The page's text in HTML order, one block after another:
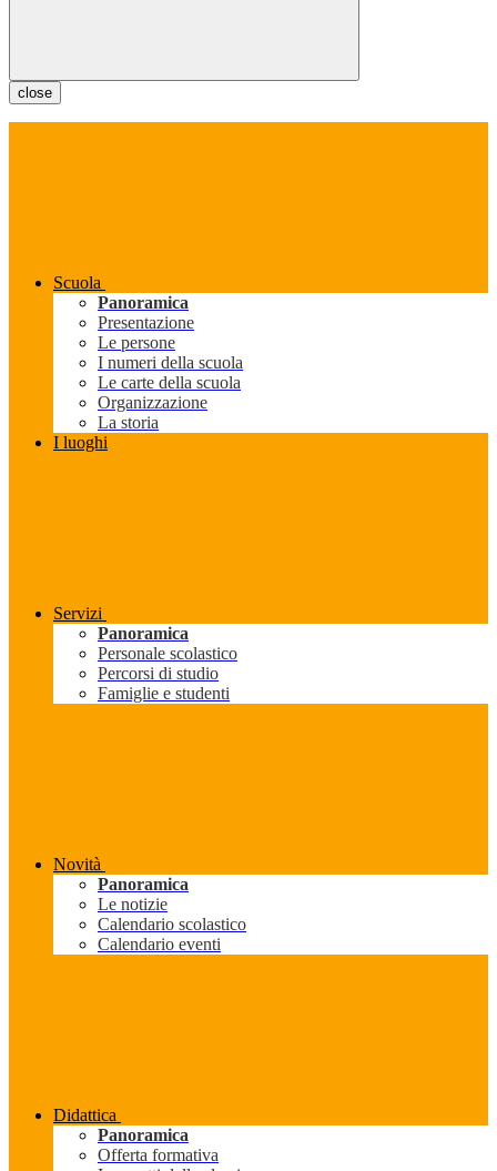
close
Scuola
Panoramica
Presentazione
Le persone
I numeri della scuola
Le carte della scuola
Organizzazione
La storia
I luoghi
Servizi
Panoramica
Personale scolastico
Percorsi di studio
Famiglie e studenti
Novità
Panoramica
Le notizie
Calendario scolastico
Calendario eventi
Didattica
Panoramica
Offerta formativa